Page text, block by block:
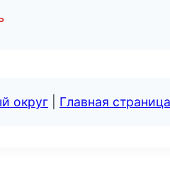
округ Главная страница